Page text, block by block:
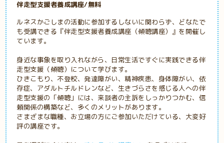
伴走型支援者養成講座/無料
ルネスかごしまの活動に参加するしないに関わらず、どなたで
も受講できる『伴走型支援者養成講座（傾聴講座）』を開催し
ています。
身近な事象を取り入れながら、日常生活ですぐに実践できる伴
走型支援（傾聴）について学びます。
ひきこもり、不登校、発達障がい、精神疾患、身体障がい、依
存症、アダルトチルドレンなど、生きづらさを感じる人への伴
走型支援の「傾聴」には、来談者の主訴をしっかりつかむ、信
頼関係の構築など、多くのメリットがあります。
さまざまな職種、お立場の方にご参加いただけている、大変好
評の講座です。